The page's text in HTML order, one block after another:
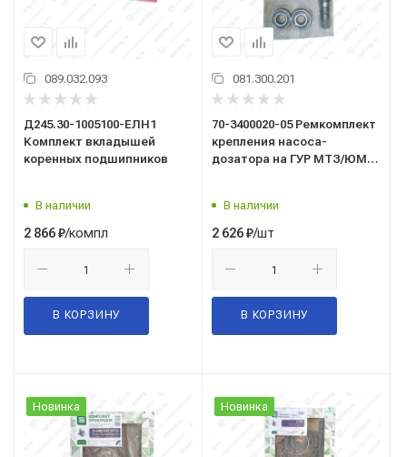
089.032.093
Д245.30-1005100-ЕЛН1
Комплект вкладышей
коренных подшипников
В наличии
2 866₽/компл
В КОРЗИНУ
081.300.201
70-3400020-05 Ремкомплект
крепления насоса-
дозатора на ГУР МТЗ/ЮМЗ
В наличии
2 626₽/шт
В КОРЗИНУ
Новинка Новинка